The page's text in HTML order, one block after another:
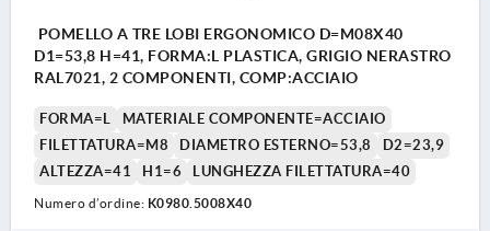
POMELLO A TRE LOBI ERGONOMICO D=M08X40
D1=53,8 H=41, FORMA:L PLASTICA, GRIGIO NERASTRO
RAL7021, 2 COMPONENTI, COMP:ACCIAIO
FORMA=L
MATERIALE COMPONENTE=ACCIAIO
FILETTATURA=M8
DIAMETRO ESTERNO=53,8
D2=23,9
ALTEZZA=41
H1=6 LUNGHEZZA FILETTATURA=40
Numero d’ordine: K0980.5008X40